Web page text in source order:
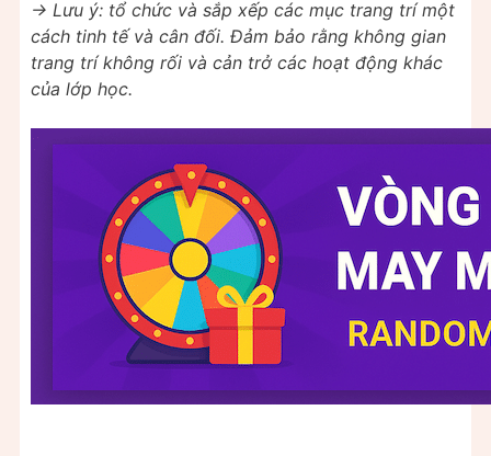
-> Lưu ý: tổ chức và sắp xếp các mục trang trí một
cách tinh tế và cân đối. Đảm bảo rằng không gian
trang trí không rối và cản trở các hoạt động khác
của lớp học.